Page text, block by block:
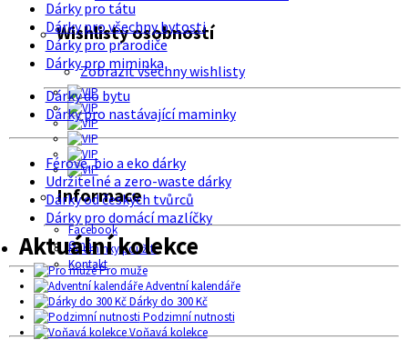
Wishlisty osobností
Zobrazit všechny wishlisty
Informace
Facebook
O nás
Podmínky použití
Kontakt
Dárky pro tátu
Dárky pro všechny bytosti
Dárky pro prarodiče
Dárky pro miminka
Dárky do bytu
Dárky pro nastávající maminky
Férové, bio a eko dárky
Udržitelné a zero-waste dárky
Dárky od českých tvůrců
Dárky pro domácí mazlíčky
Aktuální kolekce
Pro muže
Adventní kalendáře
Dárky do 300 Kč
Podzimní nutnosti
Voňavá kolekce